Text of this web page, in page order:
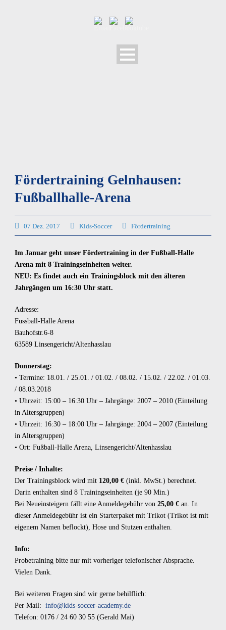
Fördertraining Gelnhausen:
Fußballhalle-Arena
07 Dez. 2017 Kids-Soccer Fördertraining
Im Januar geht unser Fördertraining in der Fußball-Halle
Arena mit 8 Trainingseinheiten weiter.
NEU: Es findet auch ein Trainingsblock mit den älteren
Jahrgängen um 16:30 Uhr statt.
Adresse:
Fussball-Halle Arena
Bauhofstr.6-8
63589 Linsengericht/Altenhasslau
Donnerstag:
• Termine: 18.01. / 25.01. / 01.02. / 08.02. / 15.02. / 22.02. / 01.03.
/ 08.03.2018
• Uhrzeit: 15:00 – 16:30 Uhr – Jahrgänge: 2007 – 2010 (Einteilung
in Altersgruppen)
• Uhrzeit: 16:30 – 18:00 Uhr – Jahrgänge: 2004 – 2007 (Einteilung
in Altersgruppen)
• Ort: Fußball-Halle Arena, Linsengericht/Altenhasslau
Preise / Inhalte:
Der Trainingsblock wird mit 120,00 € (inkl. MwSt.) berechnet.
Darin enthalten sind 8 Trainingseinheiten (je 90 Min.)
Bei Neueinsteigern fällt eine Anmeldegebühr von 25,00 € an. In
dieser Anmeldegebühr ist ein Starterpaket mit Trikot (Trikot ist mit
eigenem Namen beflockt), Hose und Stutzen enthalten.
Info:
Probetraining bitte nur mit vorheriger telefonischer Absprache.
Vielen Dank.
Bei weiteren Fragen sind wir gerne behilflich:
Per Mail: info@kids-soccer-academy.de
Telefon: 0176 / 24 60 30 55 (Gerald Mai)